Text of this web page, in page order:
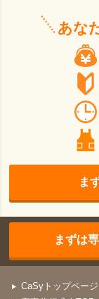
あな
ま
まずは
CaSyトップページ